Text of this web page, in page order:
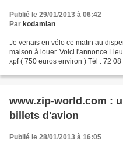
Publié le 29/01/2013 à 06:42
Par kodamian
Je venais en vélo ce matin au
maison à louer. Voici l'annonce
xpf ( 750 euros environ ) Tél : 72
www.zip-world.com :
billets d'avion
Publié le 28/01/2013 à 16:05